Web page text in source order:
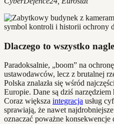
Dlaczego to wszystko
Paradoksalnie, „boom” na
ustawodawców, lecz z brutalnej
Polska znalazła się wśród
Europie. Dane są dziś
Coraz większa integracja usług
sprawiają, że nawet
oznaczać poważne